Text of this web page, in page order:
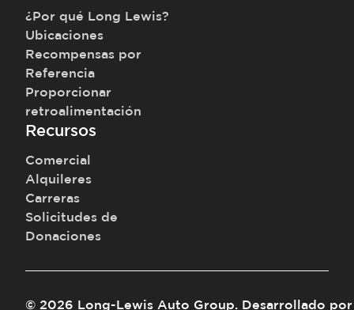
¿Por qué Long Lewis?
Ubicaciones
Recompensas por
Referencia
Proporcionar
retroalimentación
Recursos
Comercial
Alquileres
Carreras
Solicitudes de
Donaciones
© 2026 Long-Lewis Auto Group. Desarrollado por